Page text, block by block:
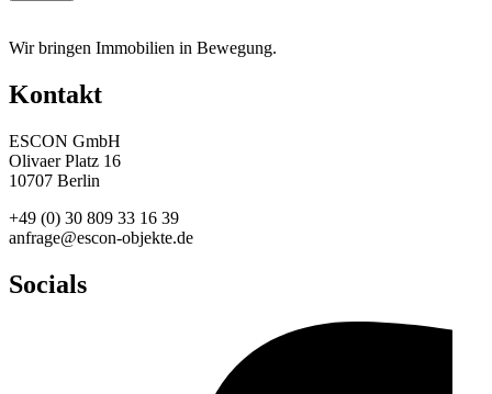
Wir bringen Immobilien in Bewegung.
Kontakt
ESCON GmbH
Olivaer Platz 16
10707 Berlin
+49 (0) 30 809 33 16 39
anfrage@escon-objekte.de
Socials